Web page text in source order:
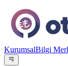
KurumsalBilgi